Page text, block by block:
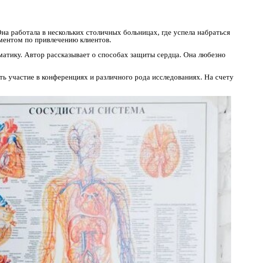
работала в нескольких столичных больницах, где успела набраться
по привлечению клиентов.
Автор рассказывает о способах защиты сердца. Она любезно
участие в конференциях и различного рода исследованиях. На счету